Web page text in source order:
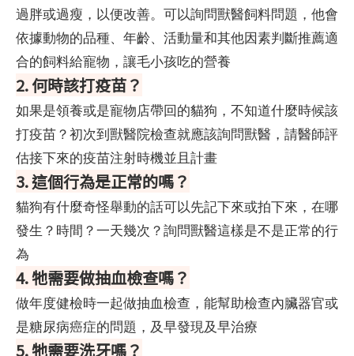
過胖或過瘦，以便改善。可以詢問獸醫飼料問題，他會
依據動物的品種、年齡、活動量和其他因素判斷推薦適
合的飼料給寵物，讓毛小孩吃的營養
2. 何時該打疫苗？
如果是領養或是寵物店帶回的貓狗，不知道什麼時候該
打疫苗？初次到獸醫院檢查就應該詢問獸醫，請醫師評
估接下來的疫苗注射時機並且計畫
3. 這個行為是正常的嗎？
貓狗有什麼奇怪舉動的話可以先記下來或拍下來，在哪
發生？時間？一天幾次？詢問獸醫這樣是不是正常的行
為
4. 牠需要做抽血檢查嗎？
做年度健檢時一起做抽血檢查，能幫助檢查內臟器官或
是糖尿病癌症的問題，及早發現及早治療
5. 牠需要洗牙嗎？